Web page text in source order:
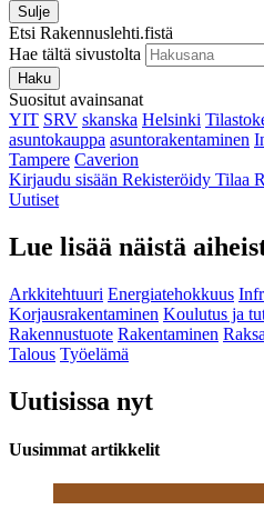
Sulje
Etsi Rakennuslehti.fistä
Hae tältä sivustolta
Haku
Suositut avainsanat
YIT SRV skanska Helsinki
asuntokauppa asuntorakentaminen
Tampere Caverion
Kirjaudu sisään Rekisteröidy Tilaa
Uutiset
Lue lisää näistä
Arkkitehtuuri Energiatehokkuus
Korjausrakentaminen Koulutus ja
Rakennustuote Rakentaminen
Talous Työelämä
Uutisissa nyt
Uusimmat artikkelit